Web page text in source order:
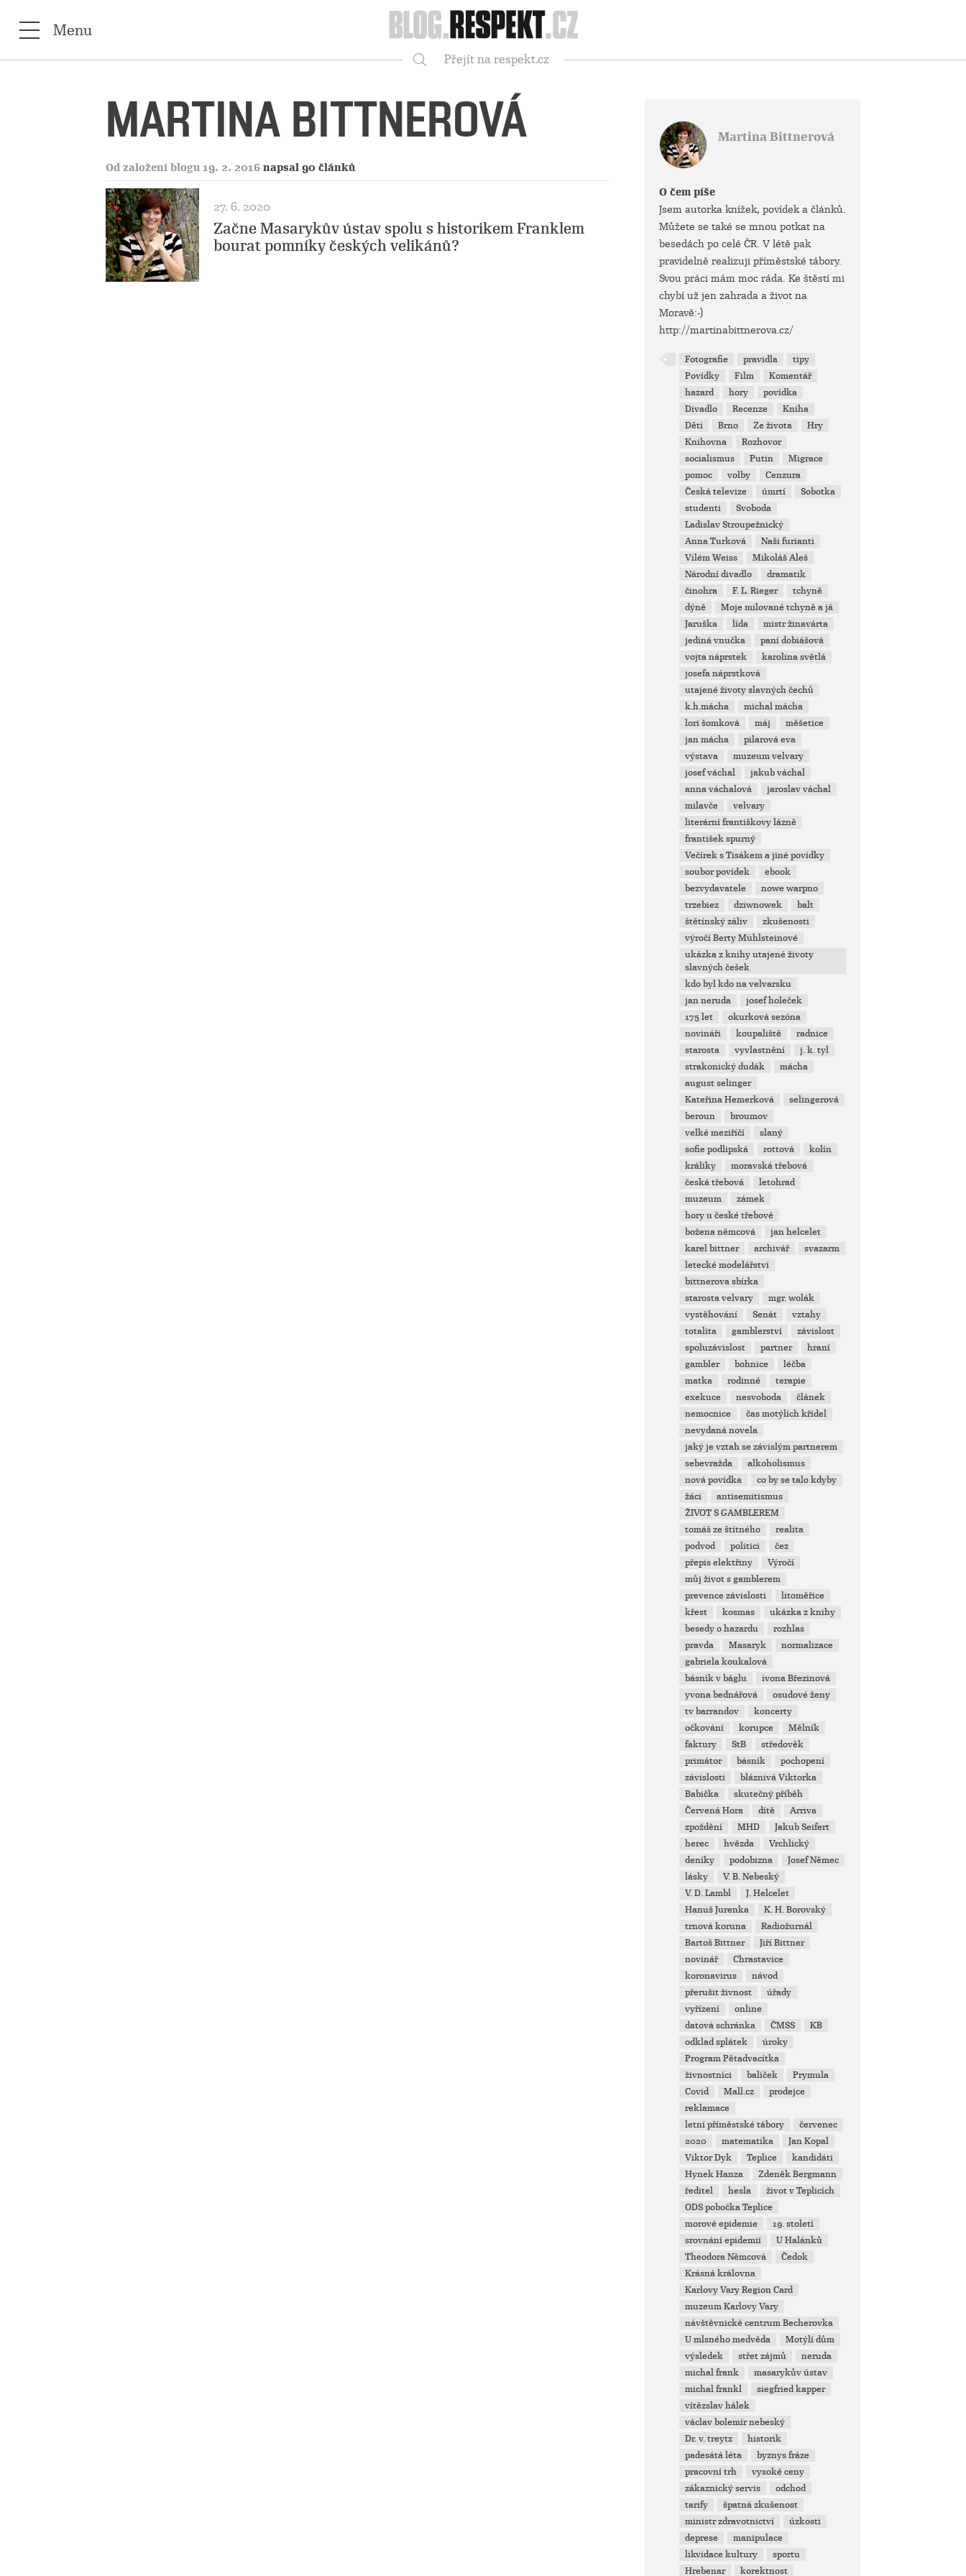
Respekt
Menu
Přejít na respekt.cz
MARTINA BITTNEROVÁ
Od založení blogu 19. 2. 2016 napsal 90 článků
27. 6. 2020
Začne Masarykův ústav spolu s historikem Franklem
bourat pomníky českých velikánů?
Martina Bittnerová
O čem píše
Jsem autorka knížek, povídek a článků.
Můžete se také se mnou potkat na
besedách po celé ČR. V létě pak
pravidelně realizuji příměstské tábory.
Svou práci mám moc ráda. Ke štěstí mi
chybí už jen zahrada a život na
Moravě:-)
http://martinabittnerova.cz/
Fotografie pravidla
tipy
Povídky
Film
Komentář
hazard
hory
povídka
Divadlo
Recenze
Kniha
Děti
Brno Ze života
Hry
Knihovna
Rozhovor
socialismus
Putin
Migrace
pomoc
volby
Cenzura
Česká televize
úmrtí
Sobotka
studenti
Svoboda
Ladislav Stroupežnický
Anna Turková
Naši furianti
Vilém Weiss
Mikoláš Aleš
Národní divadlo
dramatik
činohra
F. L. Rieger
tchyně
dýně
Moje milované tchyně a já
Jaruška
lída
mistr žinavárta
jediná vnučka
paní dobiášová
vojta náprstek
karolina světlá
josefa náprstková
utajené životy slavných čechů
k.h.mácha
michal mácha
lori šomková
máj
měšetice
jan mácha
pilarová eva
výstava
muzeum velvary
josef váchal
jakub váchal
anna váchalová
jaroslav váchal
milavče
velvary
literární františkovy lázně
františek spurný
Večírek s Tisákem a jiné povídky
soubor povídek
ebook
bezvydavatele
nowe warpno
trzebiez
dziwnowek
balt
štětínský záliv
zkušenosti
výročí Berty Mühlsteinové
ukázka z knihy utajené životy
slavných češek
kdo byl kdo na velvarsku
jan neruda
josef holeček
175 let
okurková sezóna
novináři
koupaliště
radnice
starosta
vyvlastnění
j. k. tyl
strakonický dudák
mácha
august selinger
Kateřina Hemerková
selingerová
beroun
broumov
velké meziříčí
slaný
sofie podlipská
rottová
kolín
králíky
moravská třebová
česká třebová
letohrad
muzeum
zámek
hory u české třebové
božena němcová
jan helcelet
karel bittner
archivář
svazarm
letecké modelářství
bittnerova sbírka
starosta velvary
mgr. wolák
vystěhování
Senát
vztahy
totalita
gamblerství
závislost
spoluzávislost
partner
hraní
gambler
bohnice
léčba
matka
rodinné
terapie
exekuce
nesvoboda
článek
nemocnice
čas motýlích křídel
nevydaná novela
jaký je vztah se závislým partnerem
sebevražda
alkoholismus
nová povídka
co by se talo kdyby
žáci
antisemitismus
ŽIVOT S GAMBLEREM
tomáš ze štítného
realita
podvod
politici
čez
přepis elektřiny
Výročí
můj život s gamblerem
prevence závislosti
litoměřice
křest
kosmas
ukázka z knihy
besedy o hazardu
rozhlas
pravda
Masaryk
normalizace
gabriela koukalová
básník v báglu
ivona Březinová
yvona bednářová
osudové ženy
tv barrandov
koncerty
očkování
korupce
Mělník
faktury
StB
středověk
primátor
básník
pochopení
závislosti
bláznivá Viktorka
Babička
skutečný příběh
Červená Hora
dítě
Arriva
zpoždění
MHD
Jakub Seifert
herec
hvězda
Vrchlický
deníky
podobizna
Josef Němec
lásky
V. B. Nebeský
V. D. Lambl
J. Helcelet
Hanuš Jurenka
K. H. Borovský
trnová koruna
Radiožurnál
Bartoš Bittner
Jiří Bittner
novinář
Chrastavice
koronavirus
návod
přerušit živnost
úřady
vyřízení
online
datová schránka
ČMSS
KB
odklad splátek
úroky
Program Pětadvacítka
živnostníci
balíček
Prymula
Covid
Mall.cz
prodejce
reklamace
letní příměstské tábory
červenec
2020
matematika
Jan Kopal
Viktor Dyk
Teplice
kandidáti
Hynek Hanza
Zdeněk Bergmann
ředitel
hesla
život v Teplicích
ODS pobočka Teplice
morové epidemie
19. století
srovnání epidemií
U Halánků
Theodora Němcová
Čedok
Krásná královna
Karlovy Vary Region Card
muzeum Karlovy Vary
návštěvnické centrum Becherovka
U mlsného medvěda
Motýlí dům
výsledek
střet zájmů
neruda
michal frank
masarykův ústav
michal frankl
siegfried kapper
vítězslav hálek
václav bolemír nebeský
Dr. v. treytz
historik
padesátá léta
byznys fráze
pracovní trh
vysoké ceny
zákaznický servis
odchod
tarify
špatná zkušenost
ministr zdravotnictví
úzkosti
deprese
manipulace
likvidace kultury
sportu
Hrebenar
korektnost